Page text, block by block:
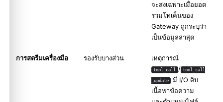
จะส่งเฉพาะเมื่อยอด
รวมโทเค็นของ
Gateway ถูกระบุว่า
เป็นข้อมูลล่าสุด
การสตรีมเครื่องมือ รองรับบางส่วน เหตุการณ์
tool_call / tool_call
_update
มี I/O ดิบ
เนื้อหาข้อความ